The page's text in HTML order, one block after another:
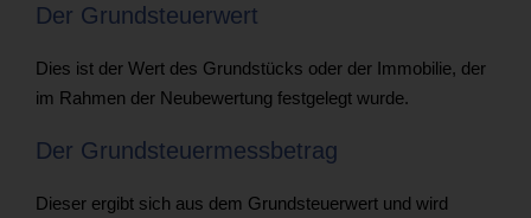
Der Grundsteuerwert
Dies ist der Wert des Grundstücks oder der Immobilie, der
im Rahmen der Neubewertung festgelegt wurde.
Der Grundsteuermessbetrag
Dieser ergibt sich aus dem Grundsteuerwert und wird